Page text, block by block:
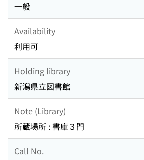
一般
Availability
利用可
Holding library
新潟県立図書館
Note (Library)
所蔵場所 : 書庫３門
Call No.